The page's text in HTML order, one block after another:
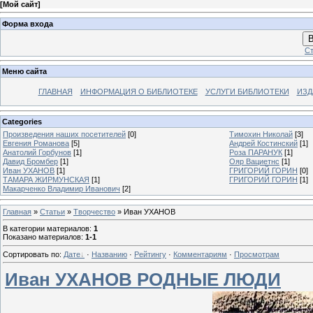
[Мой сайт]
Форма входа
Меню сайта
ГЛАВНАЯ ИНФОРМАЦИЯ О БИБЛИОТЕКЕ УСЛУГИ БИБЛИОТЕКИ
Categories
Произведения наших посетителей [0] Тимохин Николай [3]
Евгения Романова [5] Андрей Костинский [1]
Анатолий Горбунов [1] Роза ПАРАНУК [1]
Давид Бромбер [1] Ояр Вациетнс [1]
Иван УХАНОВ [1] ГРИГОРИЙ ГОРИН [0]
ТАМАРА ЖИРМУНСКАЯ [1] ГРИГОРИЙ ГОРИН [1]
Макарченко Владимир Иванович [2]
Главная » Статьи » Творчество » Иван УХАНОВ
В категории материалов: 1
Показано материалов: 1-1
Сортировать по: Дате · Названию · Рейтингу · Комментариям · Просмотрам
Иван УХАНОВ РОДНЫЕ ЛЮДИ